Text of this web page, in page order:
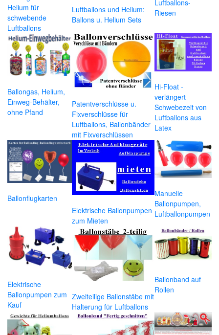
Helium für
schwebende
Luftballons
Luftballons und Helium:
Ballons u. Helium Sets
Luftballons-
Riesen
Ballongas, Helium,
Einweg-Behälter,
ohne Pfand
Patentverschlüsse u.
Fixverschlüsse für
Luftballons, Ballonbänder
mit Fixverschlüssen
Hi-Float -
verlängert
Schwebezeit von
Luftballons aus
Latex
Ballonflugkarten
Elektrische Ballonpumpen
zum Mieten
Manuelle
Ballonpumpen,
Luftballonpumpen
Elektrische
Ballonpumpen zum
Kauf
Zweiteilige Ballonstäbe mit
Halterung für Luftballons
Ballonband auf
Rollen